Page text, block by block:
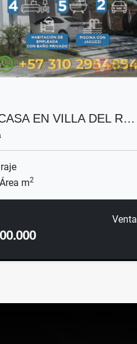
EN VILLA DEL R…
Área m2
Venta